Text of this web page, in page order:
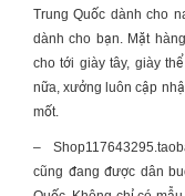
Trung Quốc dành cho
dành cho bạn. Mặt
cho tới giày tây, giày
nữa, xưởng luôn cập
mốt.
–
cũng đang được dân